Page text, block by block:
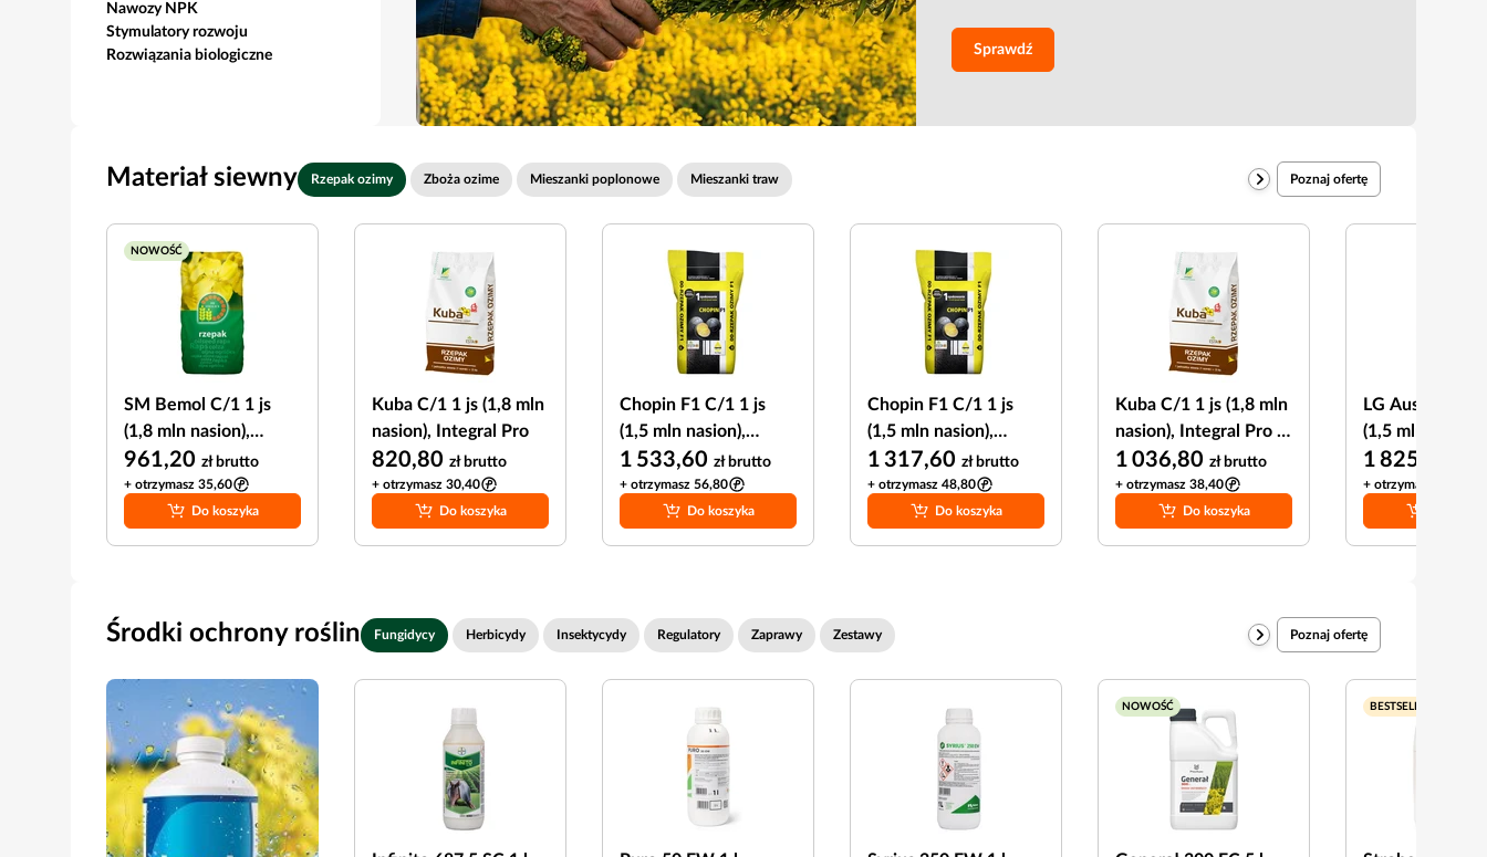
punkty
Sprawdź
Nawozy NPK
Stymulatory rozwoju
Rozwiązania biologiczne
Materiał siewny Rzepak ozimy Zboża ozime Mieszanki poplonowe Mieszanki traw Poznaj ofertę
NOWOŚĆ
SM Bemol C/1 1 js
(1,8 mln nasion),
Integral Pro +
Lumiposa 625 FS
961,20 zł brutto
+ otrzymasz 35,60
Do koszyka
Kuba C/1 1 js (1,8 mln
nasion), Integral Pro
820,80 zł brutto
+ otrzymasz 30,40
Do koszyka
Chopin F1 C/1 1 js
(1,5 mln nasion),
Integral Pro +
Lumiposa 625 FS
1 533,60 zł brutto
+ otrzymasz 56,80
Do koszyka
Chopin F1 C/1 1 js
(1,5 mln nasion),
Integral Pro
1 317,60 zł brutto
+ otrzymasz 48,80
Do koszyka
Kuba C/1 1 js (1,8 mln
nasion), Integral Pro +
Lumiposa 625 FS
1 036,80 zł brutto
+ otrzymasz 38,40
Do koszyka
LG Austin F1
(1,5 mln
Integral Pro +
Lumiposa 625
1 825,20
+ otrzymasz 67,60
Środki ochrony roślin Fungidycy Herbicydy Insektycydy Regulatory Zaprawy Zestawy Poznaj ofertę
NOWOŚĆ BESTSELLER